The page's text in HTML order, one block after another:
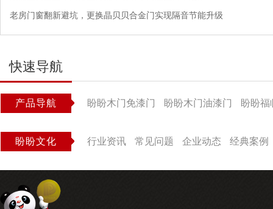
老房门窗翻新避坑，更换晶贝贝合金门实现隔音节能升级
快速导航
产品导航 盼盼木门免漆门 盼盼木门油漆门 盼盼福
盼盼文化 行业资讯 常见问题 企业动态 经典案例